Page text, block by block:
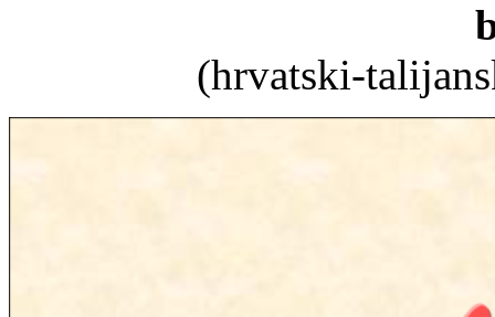
(hrvatski-